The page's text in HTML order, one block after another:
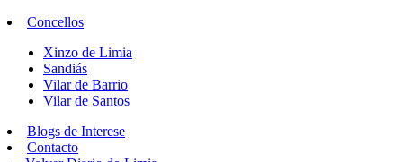
Concellos
Xinzo de Limia
Sandiás
Vilar de Barrio
Vilar de Santos
Blogs de Interese
Contacto